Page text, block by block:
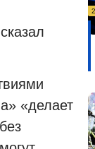
«делает